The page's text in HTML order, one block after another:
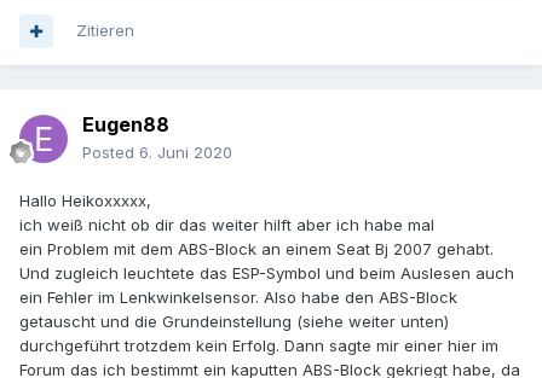
Zitieren
Eugen88
Posted 6. Juni 2020
Hallo Heikoxxxxx,
ich weiß nicht ob dir das weiter hilft aber ich habe mal
ein Problem mit dem ABS-Block an einem Seat Bj 2007 gehabt.
Und zugleich leuchtete das ESP-Symbol und beim Auslesen auch
ein Fehler im Lenkwinkelsensor. Also habe den ABS-Block
getauscht und die Grundeinstellung (siehe weiter unten)
durchgeführt trotzdem kein Erfolg. Dann sagte mir einer hier im
Forum das ich bestimmt ein kaputten ABS-Block gekriegt habe, da